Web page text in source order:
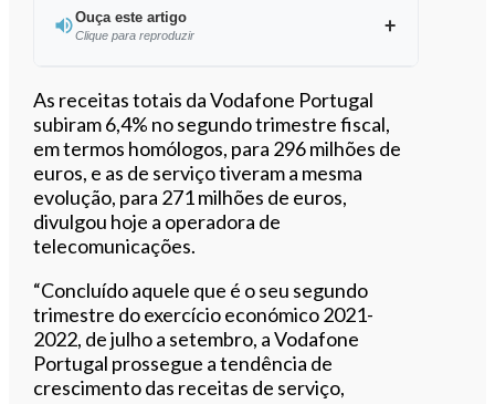
Ouça este artigo
Clique para reproduzir
Ouvir este artigo
As receitas totais da Vodafone Portugal
subiram 6,4% no segundo trimestre fiscal,
em termos homólogos, para 296 milhões de
euros, e as de serviço tiveram a mesma
evolução, para 271 milhões de euros,
divulgou hoje a operadora de
telecomunicações.
“Concluído aquele que é o seu segundo
trimestre do exercício económico 2021-
2022, de julho a setembro, a Vodafone
Portugal prossegue a tendência de
crescimento das receitas de serviço,